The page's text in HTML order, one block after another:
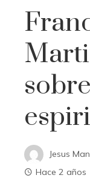
Jesus
Hace 2 años